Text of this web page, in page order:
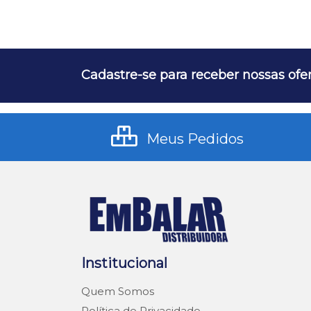
Cadastre-se para receber nossas
Meus Pedidos
Institucional
Quem Somos